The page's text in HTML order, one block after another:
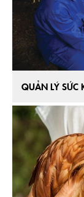
QUẢN LÝ SỨC